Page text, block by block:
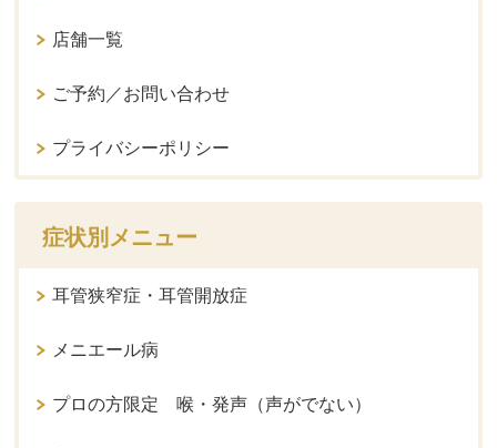
店舗一覧
ご予約／お問い合わせ
プライバシーポリシー
症状別メニュー
耳管狭窄症・耳管開放症
メニエール病
プロの方限定 喉・発声（声がでない）